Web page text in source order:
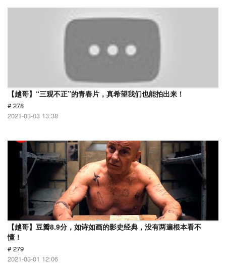
【越哥】“三观不正”的青春片，真希望我们也能拍出来！
# 278
2021-03-03 13:38
【越哥】豆瓣8.9分，如诗如画的影史经典，没有两遍根本看不
懂！
# 279
2021-03-01 12:06